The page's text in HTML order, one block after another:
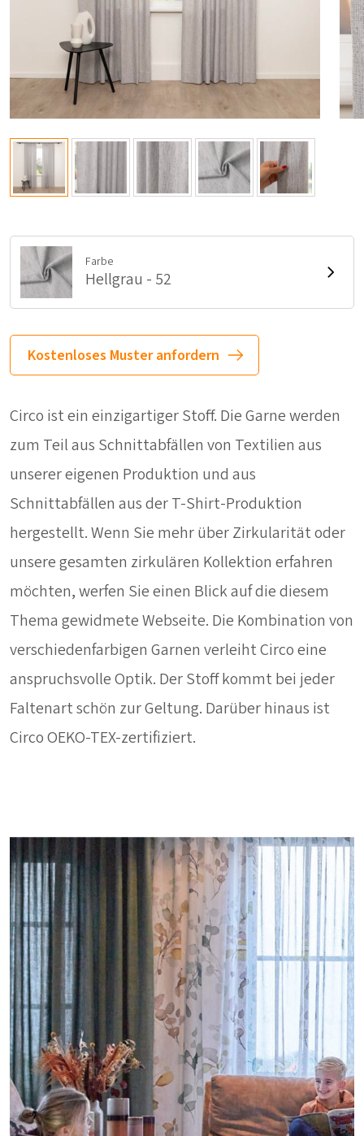
Farbe
Hellgrau - 52
Kostenloses Muster anfordern
Circo ist ein einzigartiger Stoff. Die Garne werden
zum Teil aus Schnittabfällen von Textilien aus
unserer eigenen Produktion und aus
Schnittabfällen aus der T-Shirt-Produktion
hergestellt. Wenn Sie mehr über Zirkularität oder
unsere gesamten zirkulären Kollektion erfahren
möchten, werfen Sie einen Blick auf die diesem
Thema gewidmete Webseite. Die Kombination von
verschiedenfarbigen Garnen verleiht Circo eine
anspruchsvolle Optik. Der Stoff kommt bei jeder
Faltenart schön zur Geltung. Darüber hinaus ist
Circo OEKO-TEX-zertifiziert.